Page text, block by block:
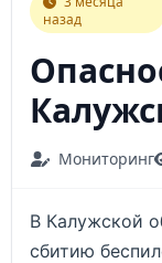
назад
Мониторинг
В Калужской
сбитию